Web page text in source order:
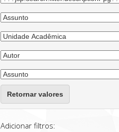
Retornar valores
Adicionar filtros: